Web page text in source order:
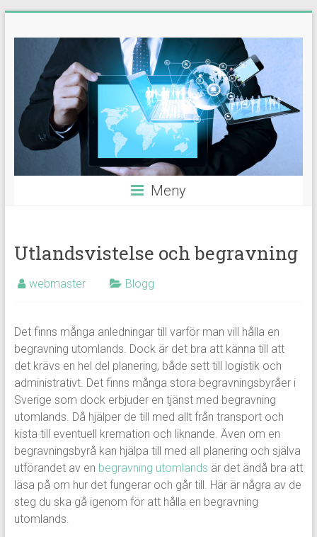
Guider,
tips
nyheter
Meny
Utlandsvistelse och begravning
webmaster Blogg
Det finns många anledningar till varför man vill hålla en
begravning utomlands. Dock är det bra att känna till att
det krävs en hel del planering, både sett till logistik och
administrativt. Det finns många stora begravningsbyråer i
Sverige som dock erbjuder en tjänst med begravning
utomlands. Då hjälper de till med allt från transport och
kista till eventuell kremation och liknande. Även om en
begravningsbyrå kan hjälpa till med all planering och själva
utförandet av en begravning utomlands är det ändå bra att
läsa på om hur det fungerar och går till. Här är några av de
steg du ska gå igenom för att hålla en begravning
utomlands.